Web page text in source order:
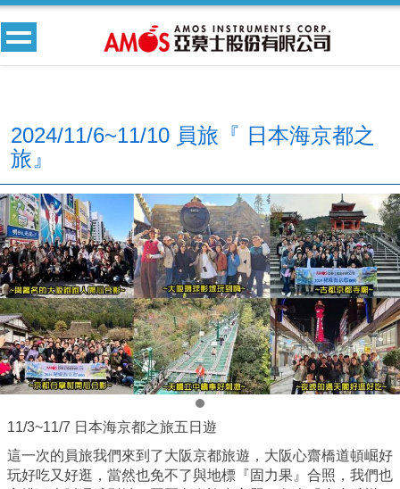
2024/11/6~11/10 員旅『 日本海京都之
旅』
11/3~11/7 日本海京都之旅五日遊
這一次的員旅我們來到了大阪京都旅遊，大阪心齋橋道頓崛好
玩好吃又好逛，當然也免不了與地標『固力果』合照，我們也